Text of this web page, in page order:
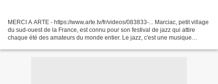
MERCI A ARTE - https://www.arte.tv/fr/videos/083833-... Marciac, petit village
du sud-ouest de la France, est connu pour son festival de jazz qui attire
chaque été des amateurs du monde entier. Le jazz, c'est une musique